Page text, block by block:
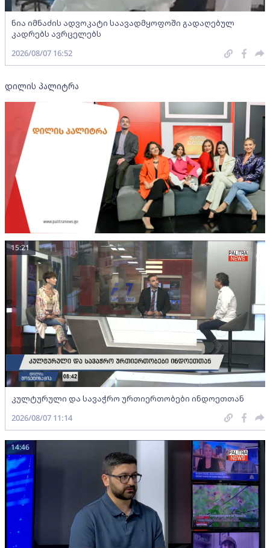
ნია იმნაძის ადვოკატი საავადმყოფოში გადაღებულ
კადრებს ავრცელებს
2026/08/07 16:52
დილის პალიტრა
კულტურული და სავაჭრო ურთიერთობები ინდოეთთან
15:21
2026/08/07 11:14
14:46